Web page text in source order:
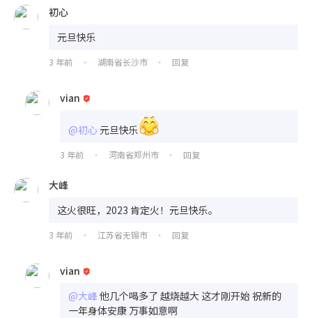
初心
元旦快乐
3 年前 • 湖南省长沙市 • 回复
vian
@初心元旦快乐
3 年前 • 河南省郑州市 • 回复
大峰
这火很旺，2023 肯定火！元旦快乐。
3 年前 • 江苏省无锡市 • 回复
vian
@大峰 他几个喝多了 越烧越大 这才刚开始 祝新的
一年身体安康 万事如意啊